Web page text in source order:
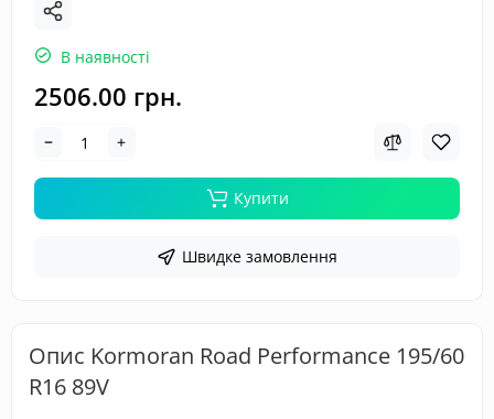
В наявності
2506.00 грн.
Купити
Швидке замовлення
Опис Kormoran Road Performance 195/60
R16 89V